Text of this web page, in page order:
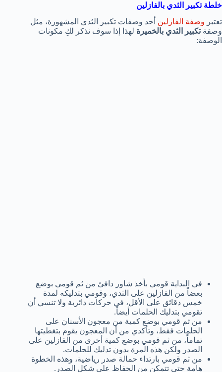
خلطة تكبير الثدي بالفازلين
تعتبر وصفة الفازلين أحد وصفات تكبير الثدي المشهورة، مثل
وصفةتكبير الثدي بالخميرة لهذا إذا سوف نذكر لكِ مكونات
الوصفة:
في البداية قومي بأخذ شاور دافئ من ثم قومي بوضع
بعضاً من الفازلين على الثدي، وقومي بتدليكه لمدة
خمس دقائق على الأقل، في حركات دائرية ولا تنسي أن
تقومي بتدليك الحلمات أيضاً.
من ثم قومي بوضع كمية من معجون الأسنان على
الحلمات فقط، وتأكدي من أن المعجون يقوم بتغطيتها
تماماً، من ثم قومي بوضع كمية أخرى من الفازلين على
الصدر ولكن هذه المرة بدون تدليك للحلمات.
من ثم قومي بارتداء حمالة صدر رياضية، وهذه الخطوة
هامة حتى تتمكن من الحفاظ على شكل الصدر.